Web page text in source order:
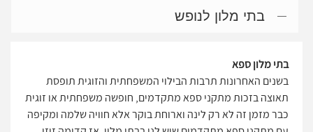
בתי מלון לנופש
בתי מלון ספא
בשנים האחרונות תרבות הבילוי המשפחתית והזוגית תופסת
תאוצה בזכות מתקני ספא מתקדמים, חופשה משפחתית או זוגית
כבר מזמן זה לא רק לינה וארוחת בוקר אלא חוויה שלמה ומקיפה